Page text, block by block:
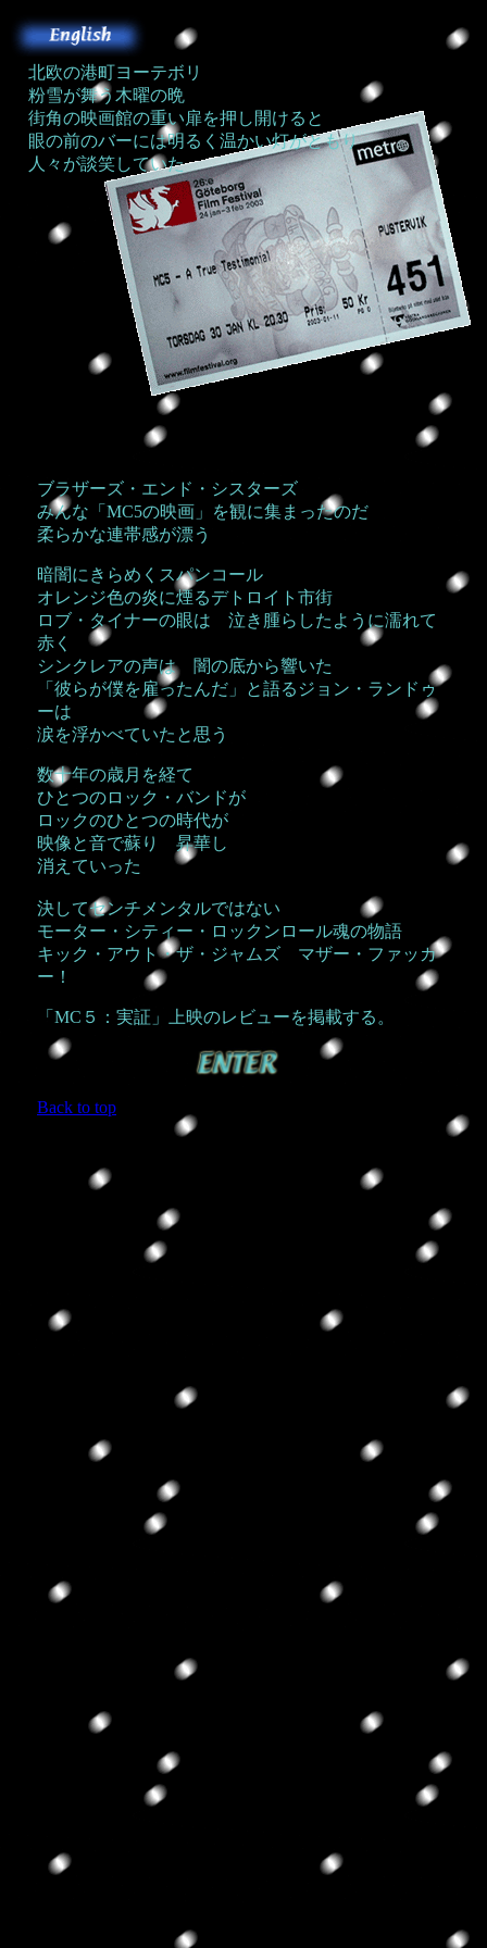
ブラザーズ・エンド・シスターズ
みんな「MC5の映画」を観に集まったのだ
柔らかな連帯感が漂う
暗闇にきらめくスパンコール
オレンジ色の炎に煙るデトロイト市街
ロブ・タイナーの眼は 泣き腫らしたように濡れて
赤く
シンクレアの声は 闇の底から響いた
「彼らが僕を雇ったんだ」と語るジョン・ランドゥ
ーは
涙を浮かべていたと思う
数十年の歳月を経て
ひとつのロック・バンドが
ロックのひとつの時代が
映像と音で蘇り 昇華し
消えていった
決してセンチメンタルではない
モーター・シティー・ロックンロール魂の物語
キック・アウト・ザ・ジャムズ マザー・ファッカ
ー！
「MC５：実証」上映のレビューを掲載する。
Back to top
北欧の港町ヨーテボリ
粉雪が舞う木曜の晩
街角の映画館の重い扉を押し開けると
眼の前のバーには明るく温かい灯がともり
人々が談笑していた